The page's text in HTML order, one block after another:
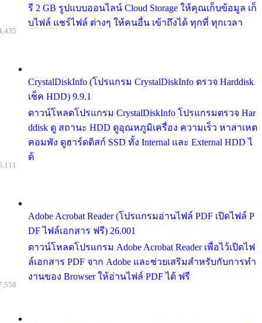
รี 2 GB รูปแบบออนไลน์ Cloud Storage ให้คุณเก็บข้อมูล เก็
บไฟล์ แชร์ไฟล์ ต่างๆ ให้คนอื่น เข้าถึงได้ ทุกที่ ทุกเวลา
CrystalDiskInfo (โปรแกรม CrystalDiskInfo ตรวจ Harddisk
เช็ค HDD) 9.9.1
ดาวน์โหลดโปรแกรม CrystalDiskInfo โปรแกรมตรวจ Har
ddisk ดู สถานะ HDD ดูอุณหภูมิเครื่อง ความเร็ว หาสาเหต
คอมพัง ดูฮาร์ดดิสก์ SSD ทั้ง Internal และ External HDD ไ
ด้
Adobe Acrobat Reader (โปรแกรมอ่านไฟล์ PDF เปิดไฟล์ P
DF ไฟล์เอกสาร ฟรี) 26.001
ดาวน์โหลดโปรแกรม Adobe Acrobat Reader เพื่อไว้เปิดไฟ
ล์เอกสาร PDF จาก Adobe และช่วยเสริมสำหรับกับการทำ
งานของ Browser ให้อ่านไฟล์ PDF ได้ ฟรี